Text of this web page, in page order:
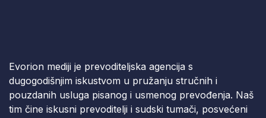
Evorion mediji je prevoditeljska agencija s
dugogodišnjim iskustvom u pružanju stručnih i
pouzdanih usluga pisanog i usmenog prevođenja. Naš
tim čine iskusni prevoditelji i sudski tumači, posvećeni